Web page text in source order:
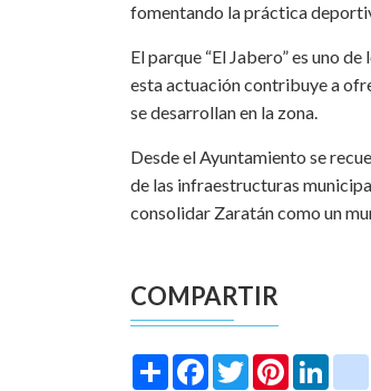
fomentando la práctica
El parque “El Jabero” es uno
esta actuación contribuye a
se desarrollan en la zona.
Desde el Ayuntamiento se
de las infraestructuras
consolidar Zaratán como un
COMPARTIR
Share Facebook
TwitterPinterest